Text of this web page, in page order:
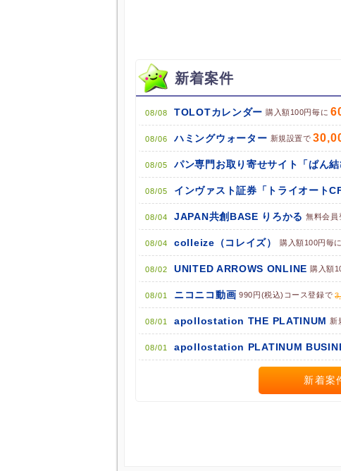
ポイント広告に関するFAQはこちら
新着案件
08/08 TOLOTカレンダー 購入額100円毎に
08/06 ハミングウォーター 新規設置で
08/05
08/05 インヴァスト証券「トライオート
08/04 JAPAN共創BASE りろかる 無料会員
08/04 colleize（コレイズ） 購入額100円毎に
08/02 UNITED ARROWS ONLINE 購入額
08/01 ニコニコ動画 990円(税込)コース登録で
08/01 apollostation THE PLATINUM
08/01 apollostation PLATINUM
新着案